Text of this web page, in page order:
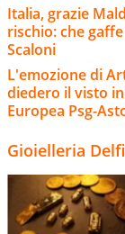
Italia, grazie
rischio: che
Scaloni
L'emozione di
diedero il visto
Europea Psg-
Gioielleria